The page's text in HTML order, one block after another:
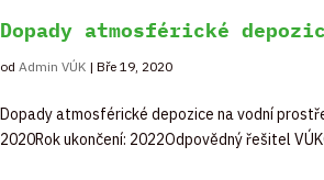
Dopady atmosférické
od Admin VÚK | Bře 19, 2020
Dopady atmosférické depozice na vodní
2020Rok ukončení: 2022Odpovědný řešitel